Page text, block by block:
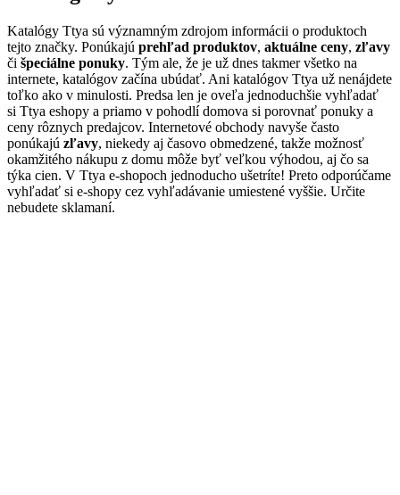
Katalógy Ttya sú významným zdrojom informácii o produktoch
tejto značky. Ponúkajú prehľad produktov, aktuálne ceny, zľavy
či špeciálne ponuky. Tým ale, že je už dnes takmer všetko na
internete, katalógov začína ubúdať. Ani katalógov Ttya už nenájdete
toľko ako v minulosti. Predsa len je oveľa jednoduchšie vyhľadať
si Ttya eshopy a priamo v pohodlí domova si porovnať ponuky a
ceny rôznych predajcov. Internetové obchody navyše často
ponúkajú zľavy, niekedy aj časovo obmedzené, takže možnosť
okamžitého nákupu z domu môže byť veľkou výhodou, aj čo sa
týka cien. V Ttya e-shopoch jednoducho ušetríte! Preto odporúčame
vyhľadať si e-shopy cez vyhľadávanie umiestené vyššie. Určite
nebudete sklamaní.